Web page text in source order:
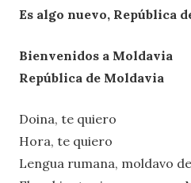
Es algo nuevo, República
Bienvenidos a Moldavia
República de Moldavia
Doina, te quiero
Hora, te quiero
Lengua rumana, moldavo